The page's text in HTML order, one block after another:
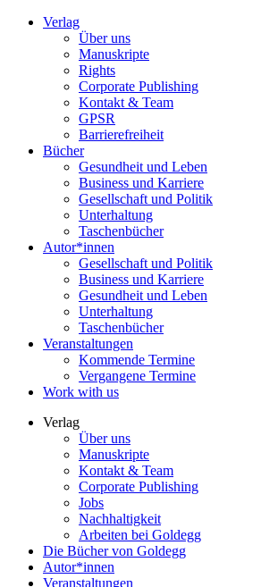
Verlag
Über uns
Manuskripte
Rights
Corporate Publishing
Kontakt & Team
GPSR
Barrierefreiheit
Bücher
Gesundheit und Leben
Business und Karriere
Gesellschaft und Politik
Unterhaltung
Taschenbücher
Autor*innen
Gesellschaft und Politik
Business und Karriere
Gesundheit und Leben
Unterhaltung
Taschenbücher
Veranstaltungen
Kommende Termine
Vergangene Termine
Work with us
Verlag
Über uns
Manuskripte
Kontakt & Team
Corporate Publishing
Jobs
Nachhaltigkeit
Arbeiten bei Goldegg
Die Bücher von Goldegg
Autor*innen
Veranstaltungen